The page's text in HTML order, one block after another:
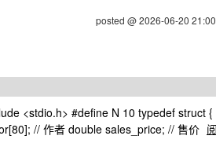
posted @ 2026-06-20
<stdio.h> #define N 10 typedef struct
// 作者 double sales_price; // 售价